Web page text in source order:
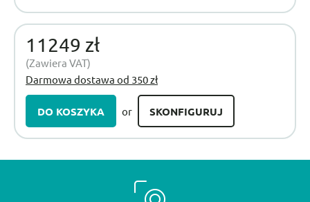
11249 zł
(Zawiera VAT)
Darmowa dostawa od 350 zł
DO KOSZYKA or SKONFIGURUJ